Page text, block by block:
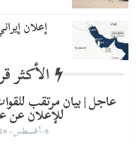
إعلان
الأكثر
عاجل | بيان مرتقب
للإعلان عن
6-أغسطس- 2026